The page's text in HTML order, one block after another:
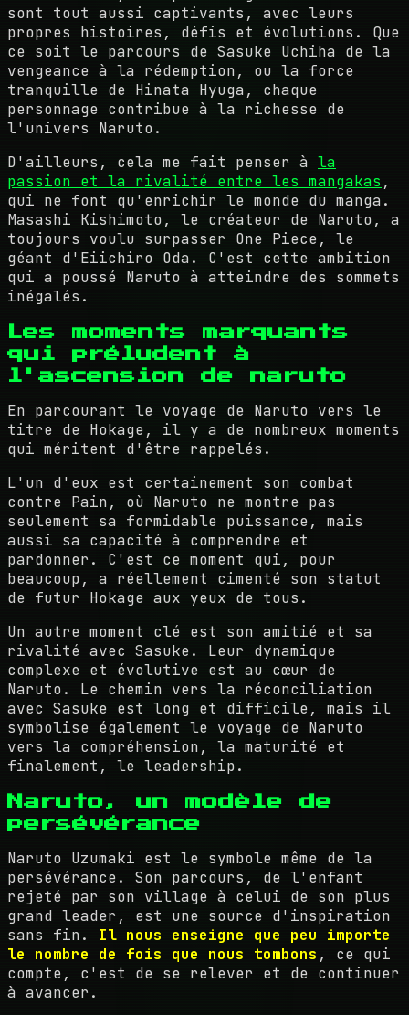
sont tout aussi captivants, avec leurs
propres histoires, défis et évolutions. Que
ce soit le parcours de Sasuke Uchiha de la
vengeance à la rédemption, ou la force
tranquille de Hinata Hyuga, chaque
personnage contribue à la richesse de
l'univers Naruto.
D'ailleurs, cela me fait penser à la
passion et la rivalité entre les mangakas ,
qui ne font qu'enrichir le monde du manga.
Masashi Kishimoto, le créateur de Naruto, a
toujours voulu surpasser One Piece, le
géant d'Eiichiro Oda. C'est cette ambition
qui a poussé Naruto à atteindre des sommets
inégalés.
Les moments marquants
qui préludent à
l'ascension de naruto
En parcourant le voyage de Naruto vers le
titre de Hokage, il y a de nombreux moments
qui méritent d'être rappelés.
L'un d'eux est certainement son combat
contre Pain, où Naruto ne montre pas
seulement sa formidable puissance, mais
aussi sa capacité à comprendre et
pardonner. C'est ce moment qui, pour
beaucoup, a réellement cimenté son statut
de futur Hokage aux yeux de tous.
Un autre moment clé est son amitié et sa
rivalité avec Sasuke. Leur dynamique
complexe et évolutive est au cœur de
Naruto. Le chemin vers la réconciliation
avec Sasuke est long et difficile, mais il
symbolise également le voyage de Naruto
vers la compréhension, la maturité et
finalement, le leadership.
Naruto, un modèle de
persévérance
Naruto Uzumaki est le symbole même de la
persévérance. Son parcours, de l'enfant
rejeté par son village à celui de son plus
grand leader, est une source d'inspiration
sans fin. Il nous enseigne que peu importe
le nombre de fois que nous tombons , ce qui
compte, c'est de se relever et de continuer
à avancer.